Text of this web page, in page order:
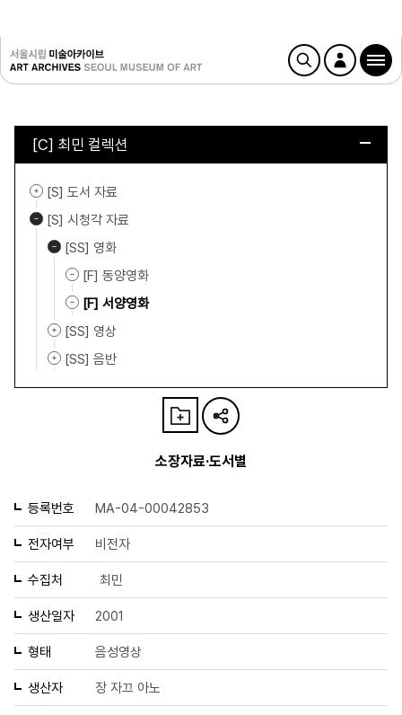
[C] 최민 컬렉션
[S] 도서 자료
[S] 시청각 자료
[SS] 영화
[F] 동양영화
[F] 서양영화
[SS] 영상
[SS] 음반
소장자료·도서별
등록번호 MA-04-00042853
전자여부 비전자
수집처 최민
생산일자 2001
형태 음성영상
생산자 장 자끄 아노